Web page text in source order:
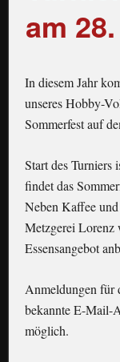
am
In diesem Jahr
unseres Hobby-
Sommerfest auf
Start des Turniers
findet das
Neben Kaffee
Metzgerei Lorenz
Essensangebot
Anmeldungen für
bekannte E-Mail-
möglich.